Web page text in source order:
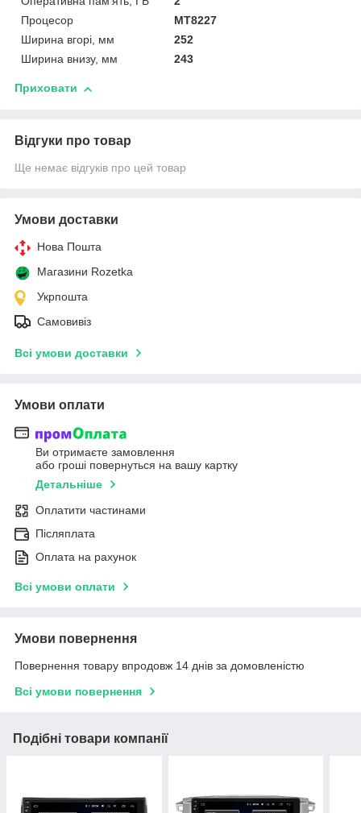
Процесор
MT8227
Ширина вгорі, мм
252
Ширина внизу, мм
243
Приховати
Відгуки про товар
Ще немає відгуків про цей товар
Умови доставки
Нова Пошта
Магазини Rozetka
Укрпошта
Самовивіз
Всі умови доставки
Умови оплати
Ви отримаєте замовлення
або гроші повернуться на вашу картку
Детальніше
Оплатити частинами
Післяплата
Оплата на рахунок
Всі умови оплати
Умови повернення
Повернення товару впродовж 14 днів за домовленістю
Всі умови повернення
Подібні товари компанії